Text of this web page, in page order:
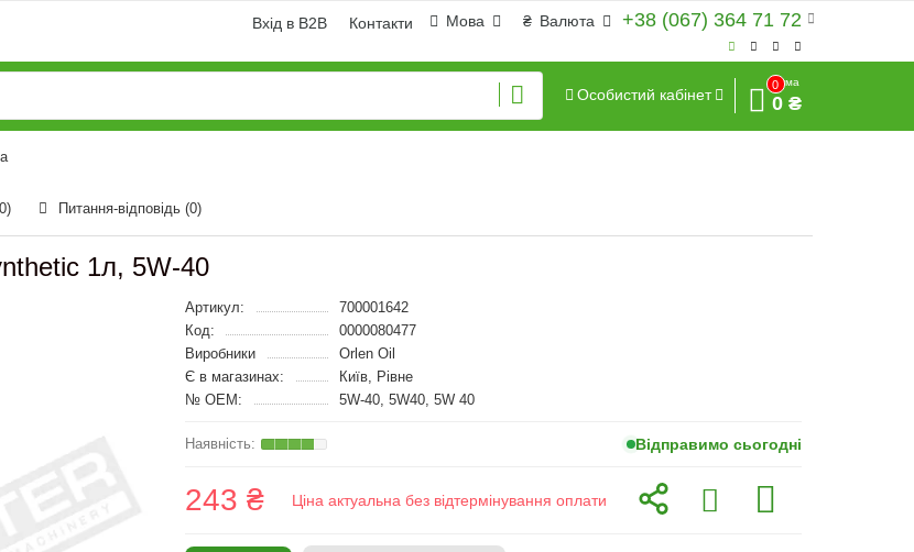
+38 (067) 364 71 72
₴ Валюта
Мова
Вхід в B2B Контакти
Особистий кабінет
0
Сума
0 ₴
Питання-відповідь (0)
1л, 5W-40
Артикул:
700001642
Код:
0000080477
Виробники
Orlen Oil
Є в магазинах:
Київ, Рівне
№ OEM:
5W-40, 5W40, 5W 40
Відправимо сьогодні
243 ₴ Ціна актуальна без відтермінування оплати